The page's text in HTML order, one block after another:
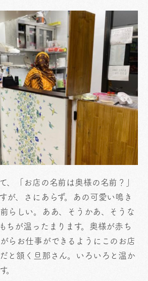
、「お店の名前は奥様の名前？」
が、さにあらず。あの可愛い鳴き
らしい。ああ、そうかあ、そうな
ちが温ったまります。奥様が赤ち
らお仕事ができるようにこのお店
と頷く旦那さん。いろいろと温か
。